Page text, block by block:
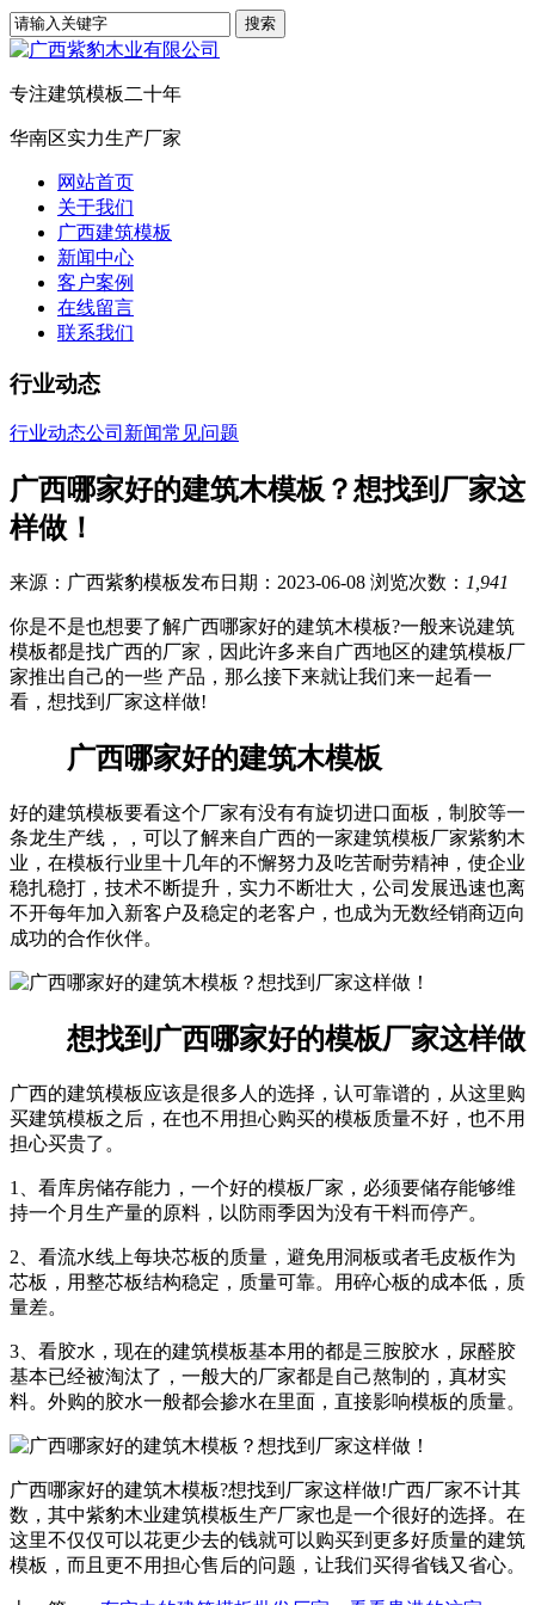
专注建筑模板二十年
华南区实力生产厂家
网站首页
关于我们
广西建筑模板
新闻中心
客户案例
在线留言
联系我们
行业动态
行业动态公司新闻常见问题
广西哪家好的建筑木模板？想找到厂家这
样做！
来源：广西紫豹模板发布日期：2023-06-08 浏览次数： 1,941
你是不是也想要了解广西哪家好的建筑木模板?一般来说建筑
模板都是找广西的厂家，因此许多来自广西地区的建筑模板厂
家推出自己的一些 产品，那么接下来就让我们来一起看一
看，想找到厂家这样做!
广西哪家好的建筑木模板
好的建筑模板要看这个厂家有没有有旋切进口面板，制胶等一
条龙生产线，，可以了解来自广西的一家建筑模板厂家紫豹木
业，在模板行业里十几年的不懈努力及吃苦耐劳精神，使企业
稳扎稳打，技术不断提升，实力不断壮大，公司发展迅速也离
不开每年加入新客户及稳定的老客户，也成为无数经销商迈向
成功的合作伙伴。
想找到广西哪家好的模板厂家这样做
广西的建筑模板应该是很多人的选择，认可靠谱的，从这里购
买建筑模板之后，在也不用担心购买的模板质量不好，也不用
担心买贵了。
1、看库房储存能力，一个好的模板厂家，必须要储存能够维
持一个月生产量的原料，以防雨季因为没有干料而停产。
2、看流水线上每块芯板的质量，避免用洞板或者毛皮板作为
芯板，用整芯板结构稳定，质量可靠。用碎心板的成本低，质
量差。
3、看胶水，现在的建筑模板基本用的都是三胺胶水，尿醛胶
基本已经被淘汰了，一般大的厂家都是自己熬制的，真材实
料。外购的胶水一般都会掺水在里面，直接影响模板的质量。
广西哪家好的建筑木模板?想找到厂家这样做!广西厂家不计其
数，其中紫豹木业建筑模板生产厂家也是一个很好的选择。在
这里不仅仅可以花更少去的钱就可以购买到更多好质量的建筑
模板，而且更不用担心售后的问题，让我们买得省钱又省心。